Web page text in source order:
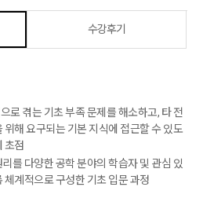
수강후기
로 겪는 기초 부족 문제를 해소하고, 타 전
해 요구되는 기본 지식에 접근할 수 있도
초점
를 다양한 공학 분야의 학습자 및 관심 있
계적으로 구성한 기초 입문 과정